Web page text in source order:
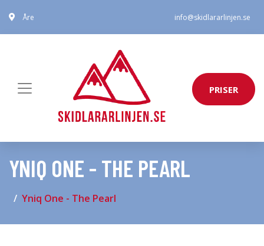
Åre info@skidlararlinjen.se
PRISER
YNIQ ONE - THE PEARL
Yniq One - The Pearl